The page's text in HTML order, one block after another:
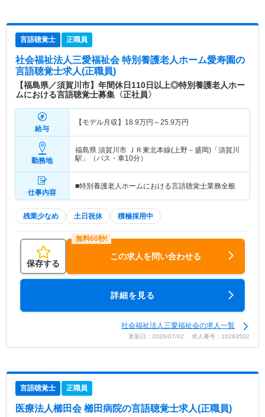
言語聴覚士 正職員
社会福祉法人三愛福祉会 特別養護老人ホーム愛寿園の
言語聴覚士求人(正職員)
【福島県／須賀川市】年間休日110日以上◎特別養護老人ホー
ムにおける言語聴覚士募集〈正社員〉
給与
【モデル月収】 18.9万円～25.9万円
勤務地
福島県 須賀川市 ＪＲ東北本線(上野－盛岡)「須賀川
駅」（バス・車10分）
仕事内容
■特別養護老人ホームにおける言語聴覚士業務全般
残業少なめ 土日祝休 積極採用中
保存する
この求人を問い合わせる
詳細を見る
社会福祉法人三愛福祉会の求人一覧
更新日：2026/07/02 求人番号：10263502
言語聴覚士 正職員
医療法人櫛田会 櫛田病院の言語聴覚士求人(正職員)